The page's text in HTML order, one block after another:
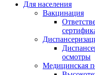
Для населения
Вакцинация
осмотры
Медицинская